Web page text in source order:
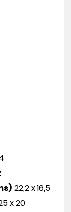
4
22,2 x 16,5
x 20